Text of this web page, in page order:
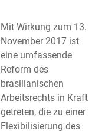
Mit Wirkung zum 13.
November 2017 ist
eine umfassende
Reform des
brasilianischen
Arbeitsrechts in Kraft
getreten, die zu einer
Flexibilisierung des